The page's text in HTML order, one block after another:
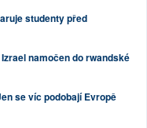
studenty před
namočen do rwandské
se víc podobají Evropě